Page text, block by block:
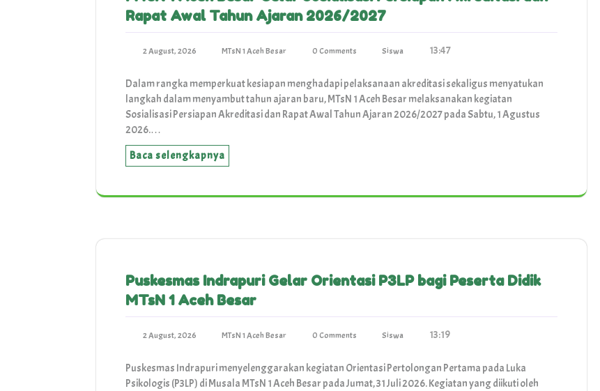
Rapat Awal Tahun Ajaran 2026/2027
2 August, 2026 MTsN 1 Aceh Besar 0 Comments Siswa 13:47
Dalam rangka memperkuat kesiapan menghadapi pelaksanaan akreditasi sekaligus menyatukan
langkah dalam menyambut tahun ajaran baru, MTsN 1 Aceh Besar melaksanakan kegiatan
Sosialisasi Persiapan Akreditasi dan Rapat Awal Tahun Ajaran 2026/2027 pada Sabtu, 1 Agustus
2026.…
Baca selengkapnya
Puskesmas Indrapuri Gelar Orientasi P3LP bagi Peserta Didik
MTsN 1 Aceh Besar
2 August, 2026 MTsN 1 Aceh Besar 0 Comments Siswa 13:19
Puskesmas Indrapuri menyelenggarakan kegiatan Orientasi Pertolongan Pertama pada Luka
Psikologis (P3LP) di Musala MTsN 1 Aceh Besar pada Jumat, 31 Juli 2026. Kegiatan yang diikuti oleh